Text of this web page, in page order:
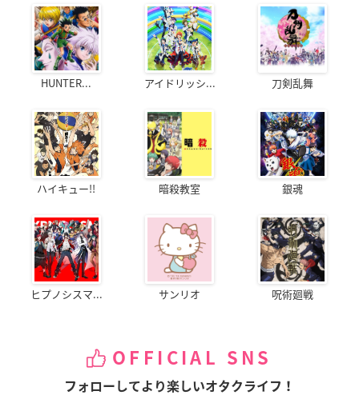
HUNTER... アイドリッシ... 刀剣乱舞
ハイキュー!! 暗殺教室 銀魂
ヒプノシスマ... サンリオ 呪術廻戦
OFFICIAL SNS
フォローしてより楽しいオタクライフ！